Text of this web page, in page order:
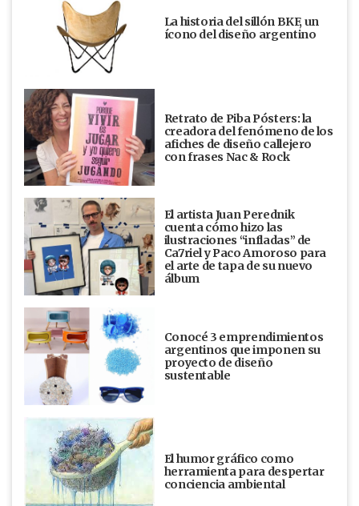
La historia del sillón BKF, un
ícono del diseño argentino
Retrato de Piba Pósters: la
creadora del fenómeno de los
afiches de diseño callejero
con frases Nac & Rock
El artista Juan Perednik
cuenta cómo hizo las
ilustraciones “infladas” de
Ca7riel y Paco Amoroso para
el arte de tapa de su nuevo
álbum
Conocé 3 emprendimientos
argentinos que imponen su
proyecto de diseño
sustentable
El humor gráfico como
herramienta para despertar
conciencia ambiental